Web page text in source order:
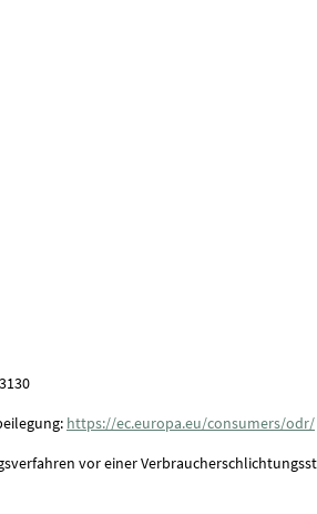
https://ec.europa.eu/consumers/odr/
vor einer